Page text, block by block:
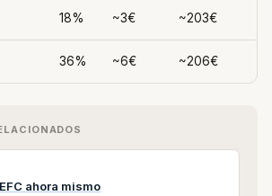
18% ~3€ ~203€
36% ~6€ ~206€
ahora mismo